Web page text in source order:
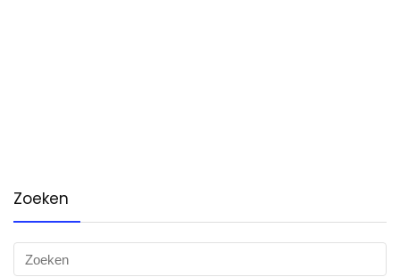
Zoeken